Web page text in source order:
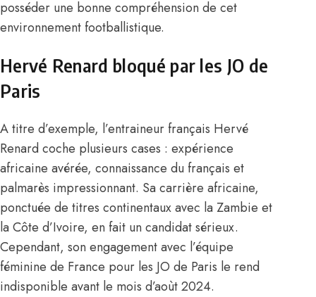
posséder une bonne compréhension de cet
environnement footballistique.
Hervé Renard bloqué par les JO de
Paris
A titre d’exemple, l’entraineur français Hervé
Renard coche plusieurs cases : expérience
africaine avérée, connaissance du français et
palmarès impressionnant. Sa carrière africaine,
ponctuée de titres continentaux avec la Zambie et
la Côte d’Ivoire, en fait un candidat sérieux.
Cependant, son engagement avec l’équipe
féminine de France pour les JO de Paris le rend
indisponible avant le mois d’aoùt 2024.